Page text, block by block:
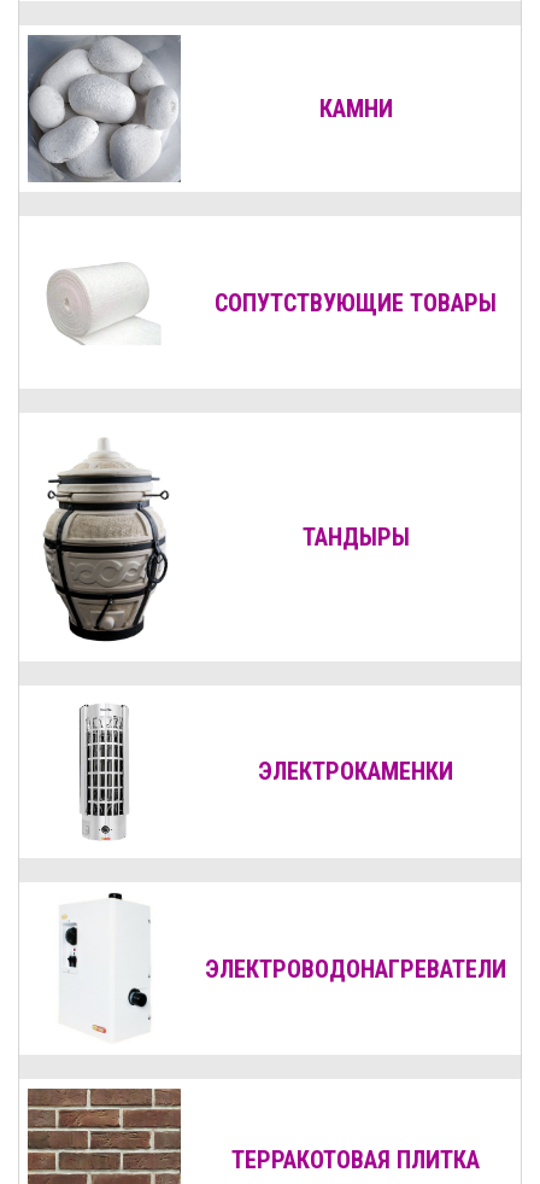
КАМНИ
СОПУТСТВУЮЩИЕ ТОВАРЫ
ТАНДЫРЫ
ЭЛЕКТРОКАМЕНКИ
ЭЛЕКТРОВОДОНАГРЕВАТЕЛИ
ТЕРРАКОТОВАЯ ПЛИТКА